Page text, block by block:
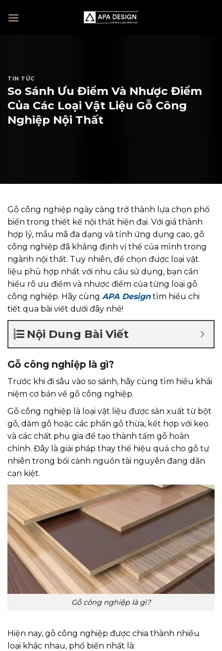
TIN TỨC
So Sánh Ưu Điểm Và Nhược Điểm
Của Các Loại Vật Liệu Gỗ Công
Nghiệp Nội Thất
Gỗ công nghiệp ngày càng trở thành lựa chọn phổ
biến trong thiết kế nội thất hiện đại. Với giá thành
hợp lý, mẫu mã đa dạng và tính ứng dụng cao, gỗ
công nghiệp đã khẳng định vị thế của mình trong
ngành nội thất. Tuy nhiên, để chọn được loại vật
liệu phù hợp nhất với nhu cầu sử dụng, bạn cần
hiểu rõ ưu điểm và nhược điểm của từng loại gỗ
công nghiệp. Hãy cùng APA Designtìm hiểu chi
tiết qua bài viết dưới đây nhé!
Nội Dung Bài Viết
Gỗ công nghiệp là gì?
Trước khi đi sâu vào so sánh, hãy cùng tìm hiểu khái
niệm cơ bản về gỗ công nghiệp.
Gỗ công nghiệp là loại vật liệu được sản xuất từ bột
gỗ, dăm gỗ hoặc các phần gỗ thừa, kết hợp với keo
và các chất phụ gia để tạo thành tấm gỗ hoàn
chỉnh. Đây là giải pháp thay thế hiệu quả cho gỗ tự
nhiên trong bối cảnh nguồn tài nguyên đang dần
cạn kiệt.
Gỗ công nghiệp là gì?
Hiện nay, gỗ công nghiệp được chia thành nhiều
loại khác nhau, phổ biến nhất là: